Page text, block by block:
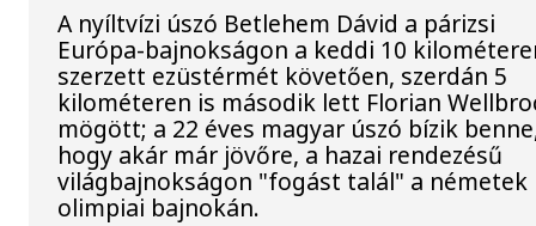
A nyíltvízi úszó Betlehem Dávid a párizsi
Európa-bajnokságon a keddi 10
szerzett ezüstérmét követően, szerdán 5
kilométeren is második lett Florian
mögött; a 22 éves magyar úszó bízik
hogy akár már jövőre, a hazai rendezésű
világbajnokságon "fogást talál" a németek
olimpiai bajnokán.